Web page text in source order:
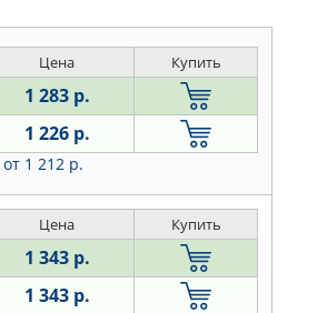
Цена Купить
1 283 р.
1 226 р.
от 1 212 р.
Цена Купить
1 343 р.
1 343 р.